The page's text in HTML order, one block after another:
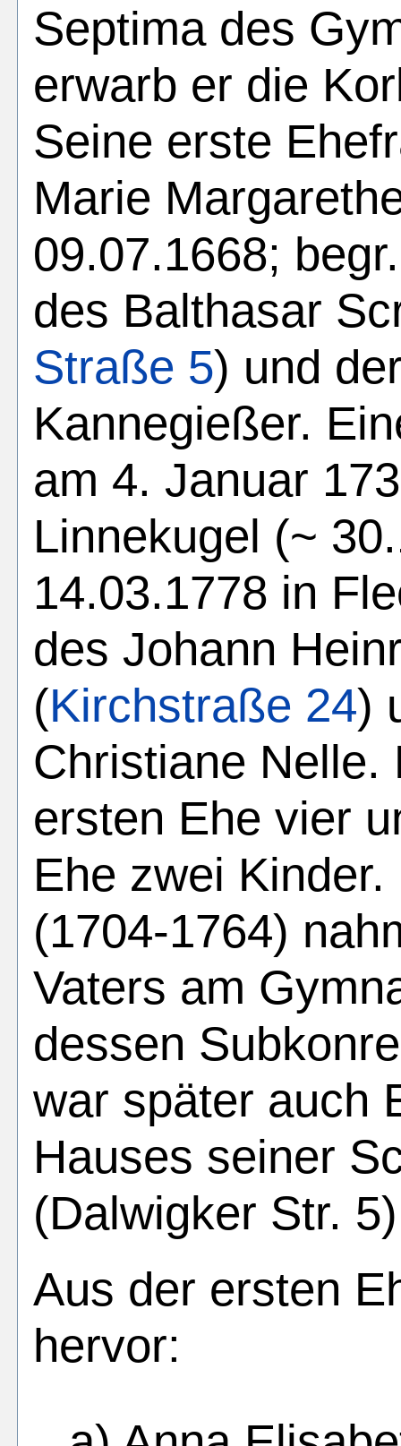
Septima des
erwarb er die
Seine erste
Marie
09.07.1668;
des Balthasar
Straße 5) und
Kannegießer.
am 4. Januar
Linnekugel (~
14.03.1778 in
des Johann
(Kirchstraße 24)
Christiane Nelle.
ersten Ehe vier
Ehe zwei
(1704-1764)
Vaters am
dessen
war später auch
Hauses seiner
(Dalwigker Str.
Aus der ersten
hervor: